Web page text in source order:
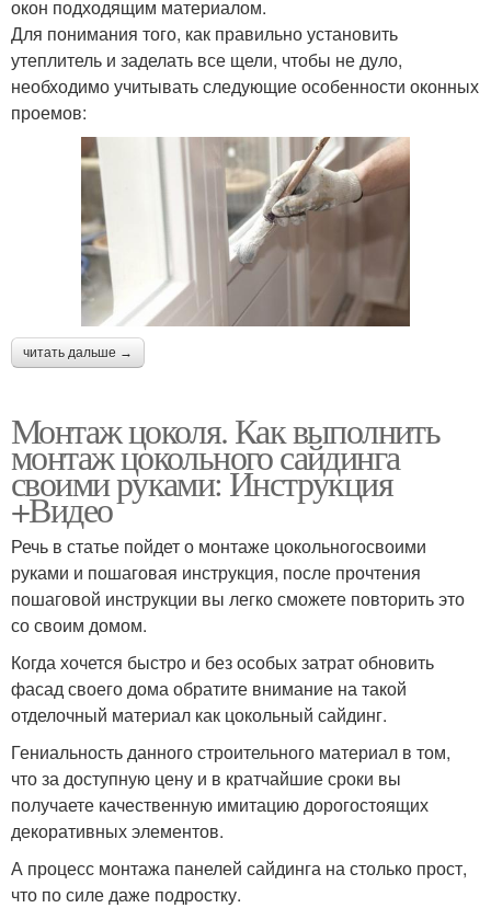
окон подходящим материалом.
Для понимания того, как правильно установить
утеплитель и заделать все щели, чтобы не дуло,
необходимо учитывать следующие особенности оконных
проемов:
читать дальше →
Монтаж цоколя. Как выполнить
монтаж цокольного сайдинга
своими руками: Инструкция
+Видео
Речь в статье пойдет о монтаже цокольногосвоими
руками и пошаговая инструкция, после прочтения
пошаговой инструкции вы легко сможете повторить это
со своим домом.
Когда хочется быстро и без особых затрат обновить
фасад своего дома обратите внимание на такой
отделочный материал как цокольный сайдинг.
Гениальность данного строительного материал в том,
что за доступную цену и в кратчайшие сроки вы
получаете качественную имитацию дорогостоящих
декоративных элементов.
А процесс монтажа панелей сайдинга на столько прост,
что по силе даже подростку.